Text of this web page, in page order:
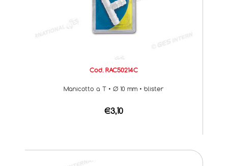
Cod. RAC50214C
Manicotto a T • Ø 10 mm • blister
€3,10